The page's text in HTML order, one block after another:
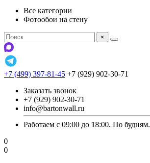
Все категории
Фотообои на стену
×
+7 (499) 397-81-45 +7 (929) 902-30-71
Заказать звонок
+7 (929) 902-30-71
info@bartonwall.ru
Работаем с 09:00 до 18:00. По будням.
0
0